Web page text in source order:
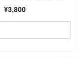
¥3,800